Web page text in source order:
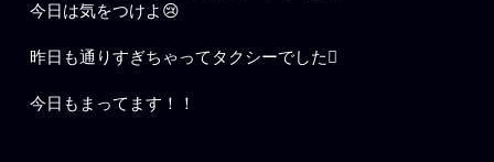
今日は気をつけよ😢
昨日も通りすぎちゃってタクシーでした🫩
今日もまってます！！